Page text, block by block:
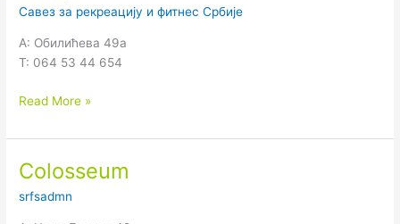
Савез за рекреацију и фитнес Србије
A: Обилићева 49а
T: 064 53 44 654
Read More »
Colosseum
srfsadmn
Colosseum